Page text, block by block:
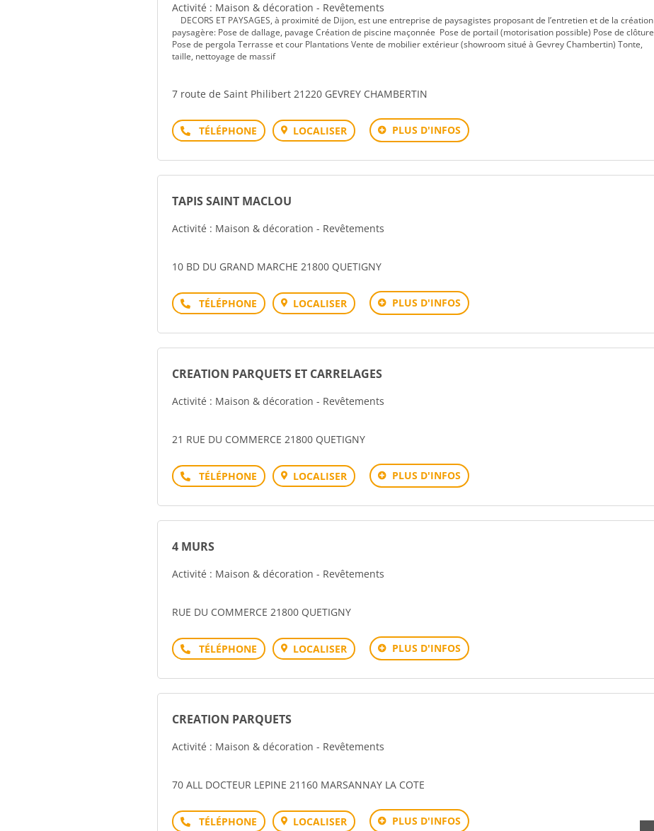
Activité : Maison & décoration - Revêtements
DECORS ET PAYSAGES, à proximité de Dijon, est une entreprise de paysagistes proposant de l’entretien et de la création
paysagère: Pose de dallage, pavage Création de piscine maçonnée Pose de portail (motorisation possible) Pose de clôture
Pose de pergola Terrasse et cour Plantations Vente de mobilier extérieur (showroom situé à Gevrey Chambertin) Tonte,
taille, nettoyage de massif
7 route de Saint Philibert 21220 GEVREY CHAMBERTIN
Téléphone LOCALISER PLUS D'INFOS
TAPIS SAINT MACLOU
Activité : Maison & décoration - Revêtements
10 BD DU GRAND MARCHE 21800 QUETIGNY
Téléphone LOCALISER PLUS D'INFOS
CREATION PARQUETS ET CARRELAGES
Activité : Maison & décoration - Revêtements
21 RUE DU COMMERCE 21800 QUETIGNY
Téléphone LOCALISER PLUS D'INFOS
4 MURS
Activité : Maison & décoration - Revêtements
RUE DU COMMERCE 21800 QUETIGNY
Téléphone LOCALISER PLUS D'INFOS
CREATION PARQUETS
Activité : Maison & décoration - Revêtements
70 ALL DOCTEUR LEPINE 21160 MARSANNAY LA COTE
Téléphone LOCALISER PLUS D'INFOS